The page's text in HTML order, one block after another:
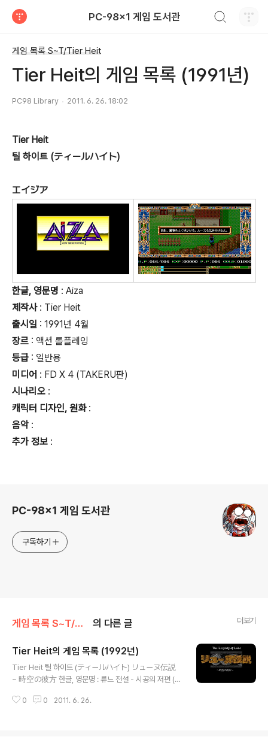
PC-98x1 게임 도서관
게임 목록 S~T/Tier Heit
Tier Heit의 게임 목록 (1991년)
PC98 Library 2011. 6. 26. 18:02
Tier Heit
틸 하이트 (ティールハイト)
エイジア
한글, 영문명 : Aiza
제작사: Tier Heit
출시일 : 1991년 4월
장르 : 액션 롤플레잉
등급 : 일반용
미디어 : FD X 4 (TAKERU판)
시나리오 :
캐릭터 디자인, 원화:
음악 :
추가 정보 :
PC-98x1 게임 도서관
구독하기
게임 목록 S~T/Tier Heit 의 다른 글 더보기
Tier Heit의 게임 목록 (1992년)
Tier Heit 틸 하이트 (ティールハイト) リューヌ伝説
~ 時空の彼方 한글, 영문명 : 류느 전설 - 시공의 저편 (T
92년 4월 24일 장르 : 액션 롤플레잉 등급 : 일반용 미디
0 0 2011. 6. 26.